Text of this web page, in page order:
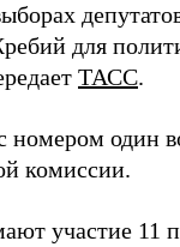
для
ТАСС.
номером один
комиссии.
участие 11